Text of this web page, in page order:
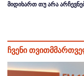
მიდიხართ თუ არა
ჩვენი